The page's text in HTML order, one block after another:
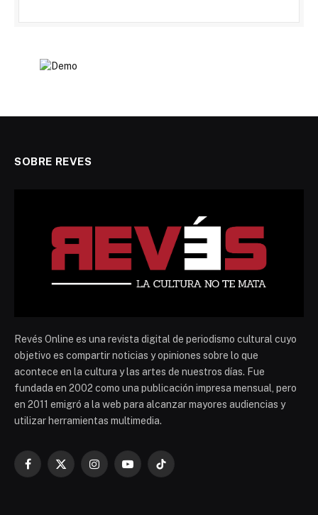
SOBRE REVES
Revés Online es una revista digital de periodismo cultural cuyo
objetivo es compartir noticias y opiniones sobre lo que
acontece en la cultura y las artes de nuestros días. Fue
fundada en 2002 como una publicación impresa mensual, pero
en 2011 emigró a la web para alcanzar mayores audiencias y
utilizar herramientas multimedia.
Facebook
X
InstagramYouTubeTikTok